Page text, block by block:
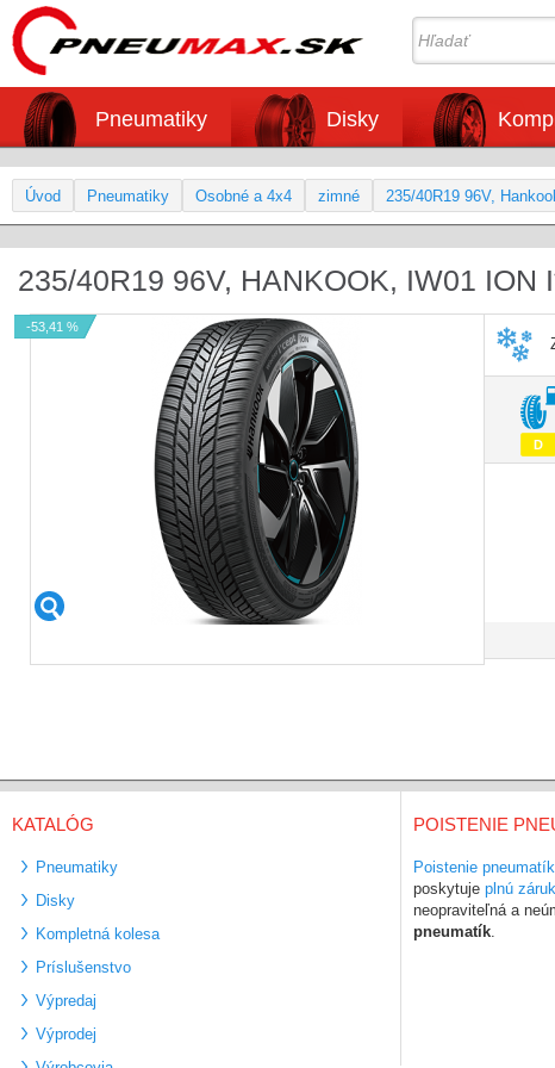
Pneumatiky Disky
Úvod Pneumatiky Osobné a 4x4 zimné 235/40R19 96V,
235/40R19 96V, HANKOOK, IW01 ION
-53,41 %
D
KATALÓG
Pneumatiky
Disky
Kompletná kolesa
Príslušenstvo
Výpredaj
Výprodej
POISTENIE
Poistenie pneumatík
poskytuje plnú
neopraviteľná a
pneumatík.